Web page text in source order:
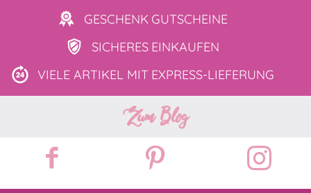
GESCHENK GUTSCHEINE
SICHERES EINKAUFEN
VIELE ARTIKEL MIT EXPRESS-LIEFERUNG
Zum Blog